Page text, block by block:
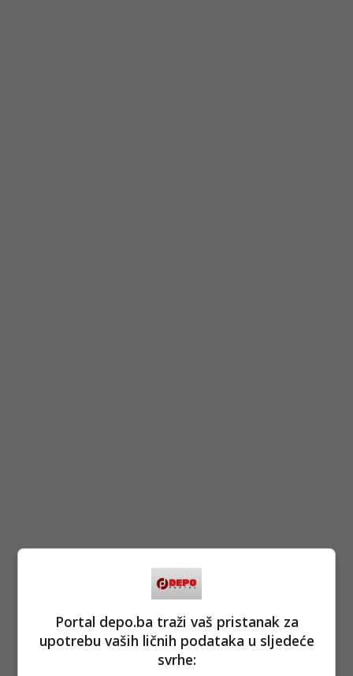
Portal depo.ba traži vaš pristanak za
upotrebu vaših ličnih podataka u sljedeće
svrhe: